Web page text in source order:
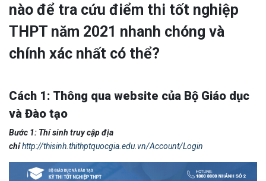
nào để tra cứu điểm thi tốt nghiệp
THPT năm 2021 nhanh chóng và
chính xác nhất có thể?
Cách 1: Thông qua website của Bộ Giáo dục
và Đào tạo
Bước 1: Thí sinh truy cập địa
chỉhttp://thisinh.thithptquocgia.edu.vn/Account/Login